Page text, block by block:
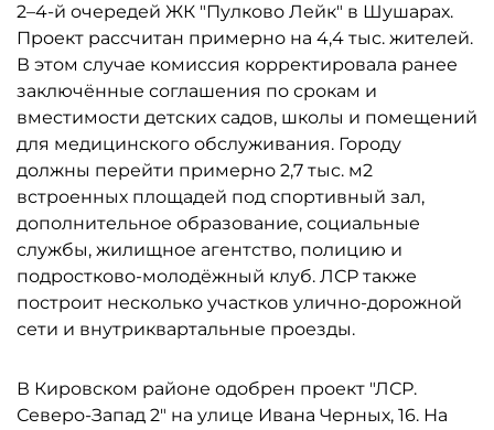
2–4-й очередей ЖК "Пулково Лейк" в Шушарах.
Проект рассчитан примерно на 4,4 тыс. жителей.
В этом случае комиссия корректировала ранее
заключённые соглашения по срокам и
вместимости детских садов, школы и помещений
для медицинского обслуживания. Городу
должны перейти примерно 2,7 тыс. м2
встроенных площадей под спортивный зал,
дополнительное образование, социальные
службы, жилищное агентство, полицию и
подростково-молодёжный клуб. ЛСР также
построит несколько участков улично-дорожной
сети и внутриквартальные проезды.
В Кировском районе одобрен проект "ЛСР.
Северо-Запад 2" на улице Ивана Черных, 16. На